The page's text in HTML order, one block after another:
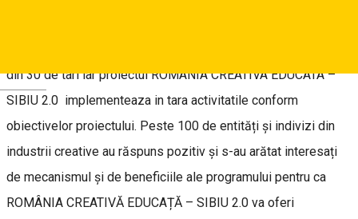
Deutsch
din 30 de tari iar proiectul ROMANIA CREATIVA EDUCATA –
SIBIU 2.0 implementeaza in tara activitatile conform
obiectivelor proiectului. Peste 100 de entități și indivizi din
industrii creative au răspuns pozitiv și s-au arătat interesați
de mecanismul și de beneficiile ale programului pentru ca
ROMÂNIA CREATIVĂ EDUCAȚĂ – SIBIU 2.0 va oferi